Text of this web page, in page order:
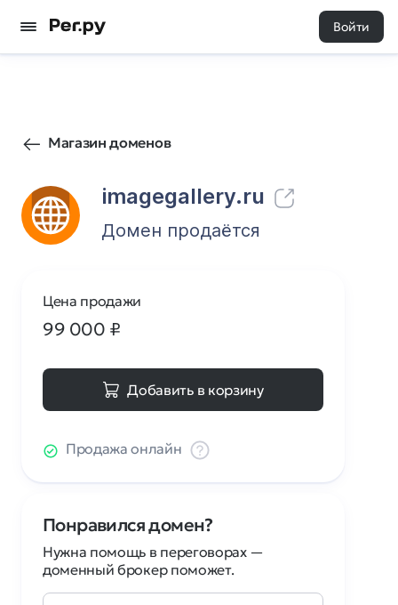
Войти
Магазин доменов
imagegallery.ru
41 0
Домен продаётся
Цена продажи
99 000 ₽
Добавить в корзину
Продажа онлайн
Понравился домен?
Нужна помощь в переговорах —
доменный брокер поможет.